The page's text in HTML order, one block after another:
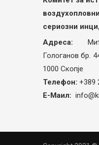
сериозни
Адреса:
Гологанов бр.
1000 Скопје
Телефон: +389
Е-Маил: